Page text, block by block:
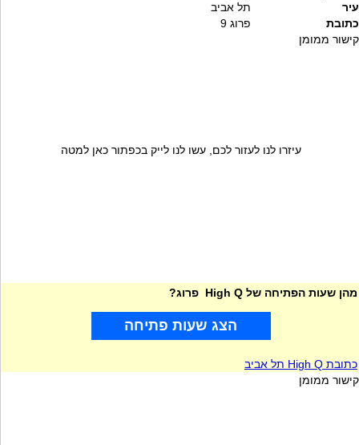
עיר
תל אביב
כתובת
פרוג 9
קישור ממומן
עיזרו לנו לעזור לכם, עשו לנו לייק בכפתור כאן למטה
מהן שעות הפתיחה של High Q פרוג?
הצג שעות פתיחה
כתובת High Q תל אביב
קישור ממומן